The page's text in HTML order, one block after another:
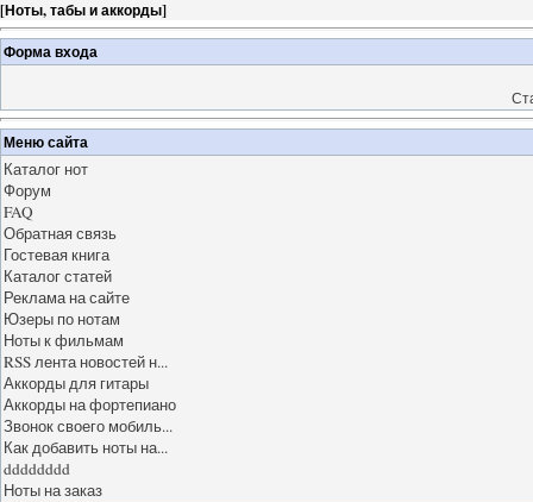
[Ноты, табы и аккорды]
Форма входа
Меню сайта
Каталог нот
Форум
FAQ
Обратная связь
Гостевая книга
Каталог статей
Реклама на сайте
Юзеры по нотам
Ноты к фильмам
RSS лента новостей н...
Аккорды для гитары
Аккорды на фортепиано
Звонок своего мобиль...
Как добавить ноты на...
dddddddd
Ноты на заказ